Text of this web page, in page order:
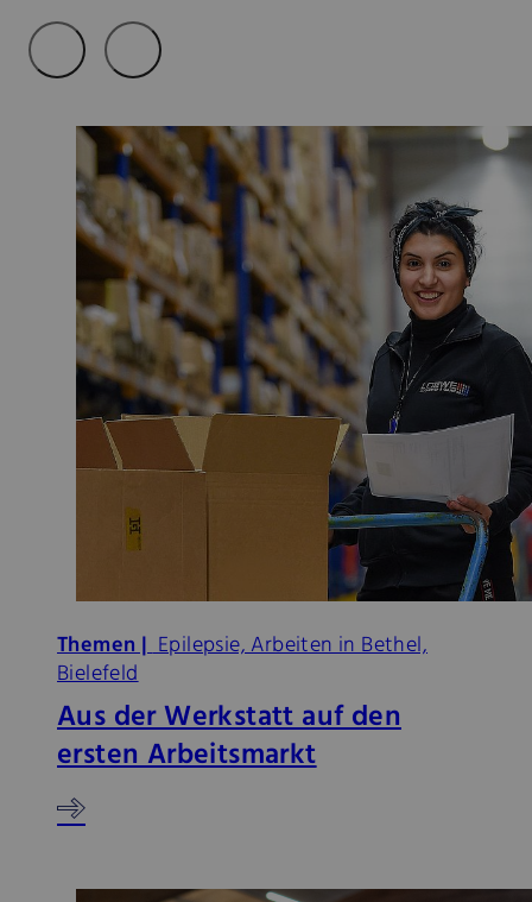
Themen |Epilepsie, Arbeiten in Bethel,
Bielefeld
Aus der Werkstatt auf den
ersten Arbeitsmarkt